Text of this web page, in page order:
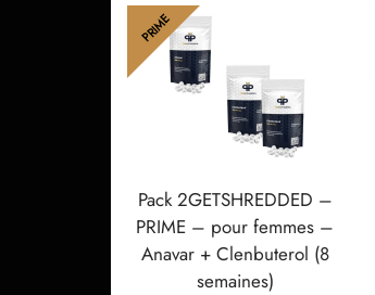
PRIME
Pack 2GETSHREDDED –
PRIME – pour femmes –
Anavar + Clenbuterol (8
semaines)